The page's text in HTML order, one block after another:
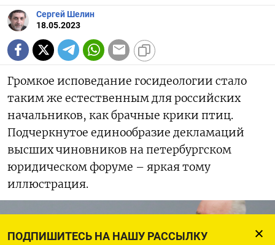
ПОДПИШИТЕСЬ НА НАШУ РАССЫЛКУ
Сергей Шелин
18.05.2023
Громкое исповедание госидеологии стало
таким же естественным для российских
начальников, как брачные крики птиц.
Подчеркнутое единообразие декламаций
высших чиновников на петербургском
юридическом форуме – яркая тому
иллюстрация.